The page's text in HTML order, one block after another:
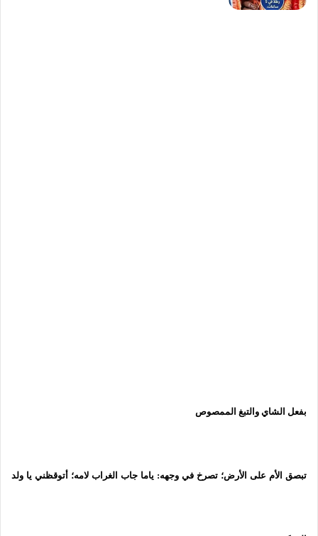
بفعل الشاي والتبغ الممصوص
تبصق الأم على الأرض؛ تصرخ في وجهه: ياما جاب الغراب لامه؛ أتوقظني يا ولد